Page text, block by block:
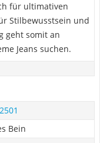
für ultimativen
Stilbewusstsein und
geht somit an
Jeans suchen.
Bein